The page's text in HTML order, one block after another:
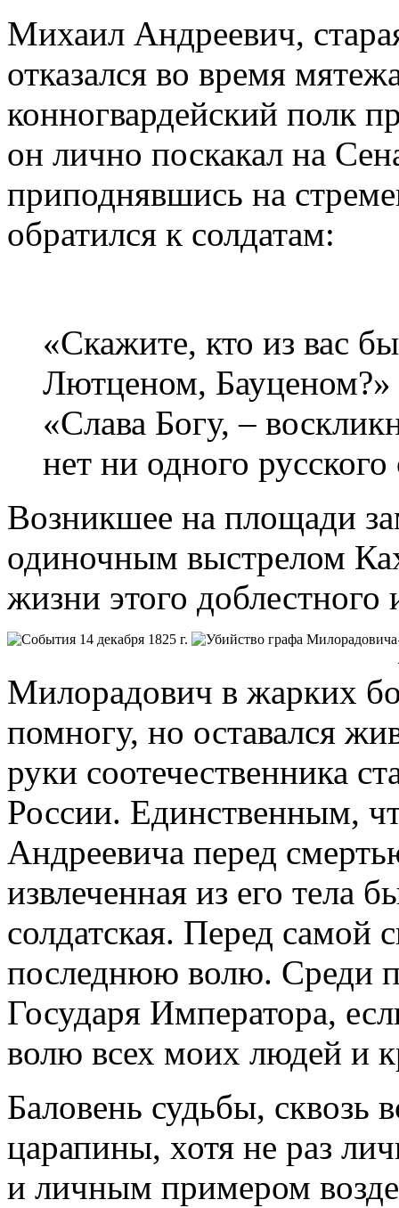
Михаил Андреевич,
отказался во время
конногвардейский полк
он лично поскакал на
приподнявшись на
обратился к солдатам:
«Скажите, кто из вас
Лютценом,
«Слава Богу, –
нет ни одного русского
Возникшее на площади
одиночным выстрелом
жизни этого доблестного
Милорадович в жарких
помногу, но оставался
руки соотечественника
России. Единственным,
Андреевича перед
извлеченная из его тела
солдатская. Перед самой
последнюю волю. Среди
Государя Императора,
волю всех моих людей и
Баловень судьбы, сквозь
царапины, хотя не раз
и личным примером